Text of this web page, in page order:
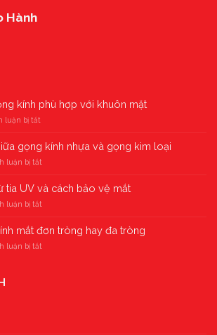
Hành
kính phù hợp với khuôn mặt
luận bị tắt
hiểu
gọng
kính
hợp
khuôn
gọng kính nhựa và gọng kim loại
luận bị tắt
chọn
giữa
gọng
nhựa
gọng
tia UV và cách bảo vệ mắt
luận bị tắt
động
từ
tia
mắt đơn tròng hay đa tròng
luận bị tắt